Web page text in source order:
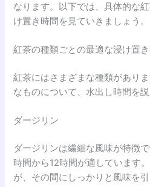
なります。以下では、具体的な
け置き時間を見ていきましょう。
紅茶の種類ごとの最適な浸け置
紅茶にはさまざまな種類があり
なものについて、水出し時間を説
ダージリン
ダージリンは繊細な風味が特徴
時間から12時間が適しています
が、その間にしっかりと風味を